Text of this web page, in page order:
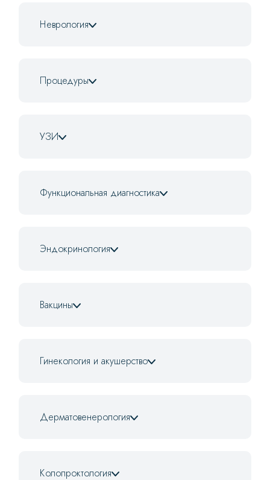
Неврология
Процедуры
УЗИ
Функциональная диагностика
Эндокринология
Вакцины
Гинекология и акушерство
Дерматовенерология
Колопроктология